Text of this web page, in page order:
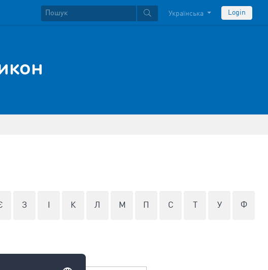
Українська Login
З К Л М С У Ф